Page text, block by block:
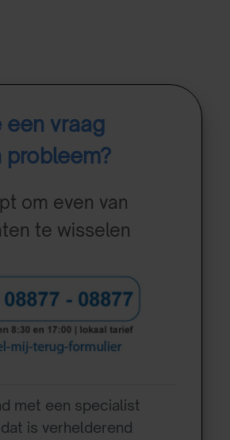
een vraag
probleem?
om even van
te wisselen
met een specialist
is verhelderend